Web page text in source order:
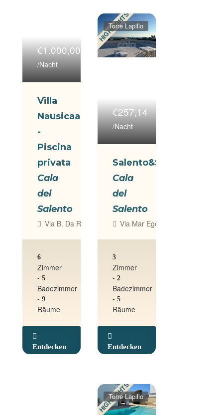
€1.000,00
/Nacht
Villa
Nausicaa
-
Piscina
privata
Cala
del
Salento
Via B. Da Ravenna, 6/8, Il Poggio, Porto Cesareo Le,
6
Zimmer
- 5
Badezimmer
- 9
Räume
Entdecken
HIGHLIGHTS
Torre Lapillo
€257,14
/Nacht
Salento&Style
Cala
del
Salento
Via Mar Egeo, 33, Scala Di
3
Zimmer
- 2
Badezimmer
- 5
Räume
Entdecken
HIGHLIGHTS
Torre Lapillo